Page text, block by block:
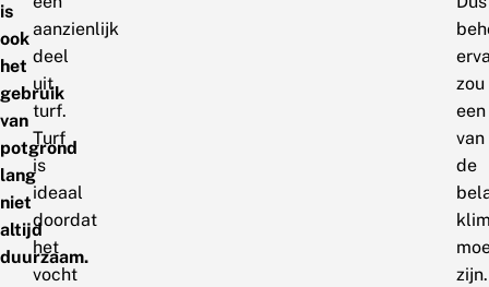
is
ook
het
gebruik
van
potgrond
lang
niet
altijd
duurzaam.
aanzienlijk
deel
uit
turf.
Turf
is
ideaal
doordat
het
vocht
zou
een
van
de
zijn.